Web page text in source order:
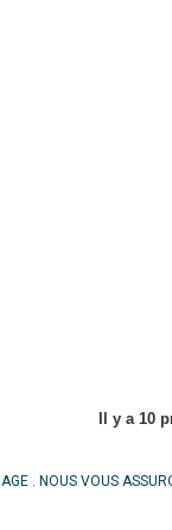
Il y a 10
. NOUS VOUS